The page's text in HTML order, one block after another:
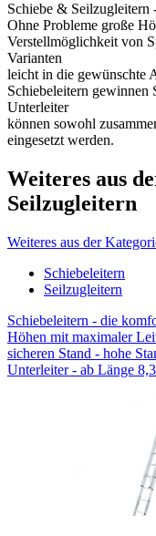
Schiebe & Seilzugleitern
Ohne Probleme große
Verstellmöglichkeit von
Varianten
leicht in die gewünschte
Schiebeleitern gewinnen
Unterleiter
können sowohl
eingesetzt werden.
Weiteres aus
Seilzugleitern
Weiteres aus der
Schiebeleitern
Seilzugleitern
Schiebeleitern - die
Höhen mit maximaler
sicheren Stand - hohe
Unterleiter - ab Länge